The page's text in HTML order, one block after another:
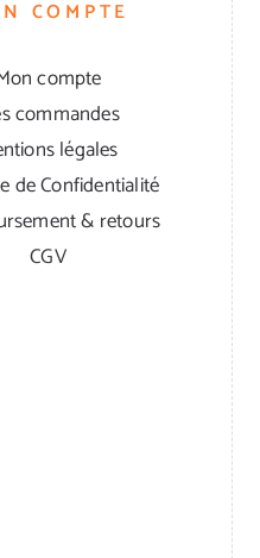
COMPTE
compte
commandes
légales
de Confidentialité
& retours
CGV